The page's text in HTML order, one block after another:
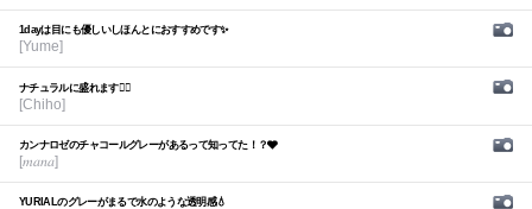
1dayは目にも優しいしほんとにおすすめです✨
[Yume]
ナチュラルに盛れます🙆‍♀️
[Chiho]
カンナロゼのチャコールグレーがあるって知ってた！？🩶
[𝑚𝑎𝑛𝑎]
YURIALのグレーがまるで水のような透明感💧